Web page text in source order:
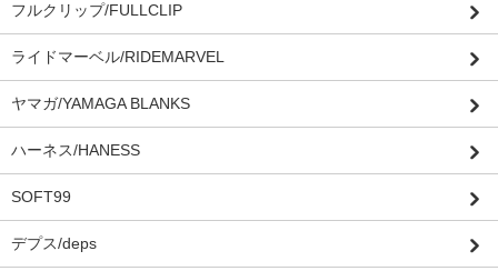
フルクリップ/FULLCLIP
ライドマーベル/RIDEMARVEL
ヤマガ/YAMAGA BLANKS
ハーネス/HANESS
SOFT99
デプス/deps